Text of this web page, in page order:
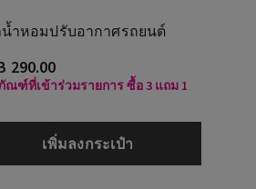
ำหอมปรับอากาศรถยนต์
290.00
ณฑ์ที่เข้าร่วมรายการ ซื้อ 3 แถม 1
เพิ่มลงกระเป๋า